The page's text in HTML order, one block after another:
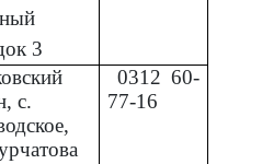
3
с.
0312 60-
77-16